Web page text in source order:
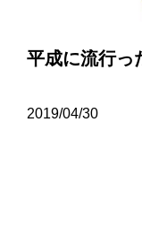
平成に流行っ
2019/04/30